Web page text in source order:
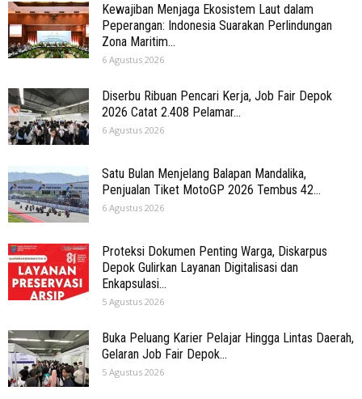
Kewajiban Menjaga Ekosistem Laut dalam
Peperangan: Indonesia Suarakan Perlindungan
Zona Maritim...
6 Agustus 2026
Diserbu Ribuan Pencari Kerja, Job Fair Depok
2026 Catat 2.408 Pelamar...
6 Agustus 2026
Satu Bulan Menjelang Balapan Mandalika,
Penjualan Tiket MotoGP 2026 Tembus 42...
6 Agustus 2026
Proteksi Dokumen Penting Warga, Diskarpus
Depok Gulirkan Layanan Digitalisasi dan
Enkapsulasi...
5 Agustus 2026
Buka Peluang Karier Pelajar Hingga Lintas Daerah,
Gelaran Job Fair Depok...
5 Agustus 2026